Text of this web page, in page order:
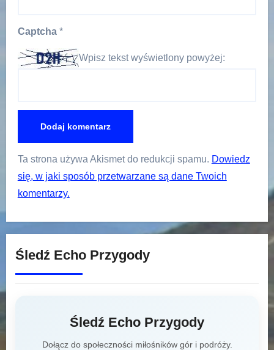
Captcha *
Wpisz tekst wyświetlony powyżej:
Ta strona używa Akismet do redukcji spamu. Dowiedz
się, w jaki sposób przetwarzane są dane Twoich
komentarzy.
Śledź Echo Przygody
Śledź Echo Przygody
Dołącz do społeczności miłośników gór i podróży.